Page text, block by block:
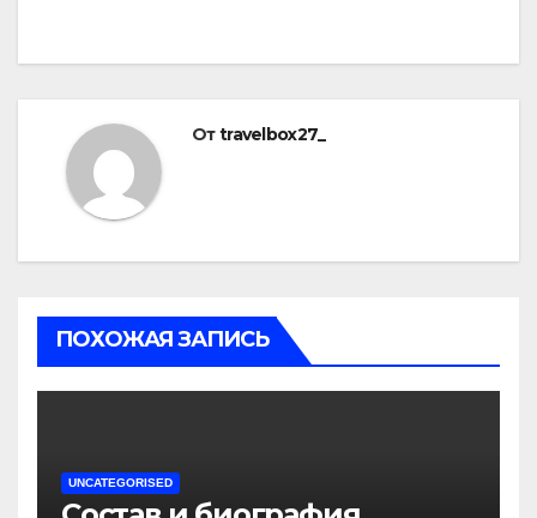
Отtravelbox27_
ПОХОЖАЯ ЗАПИСЬ
UNCATEGORISED